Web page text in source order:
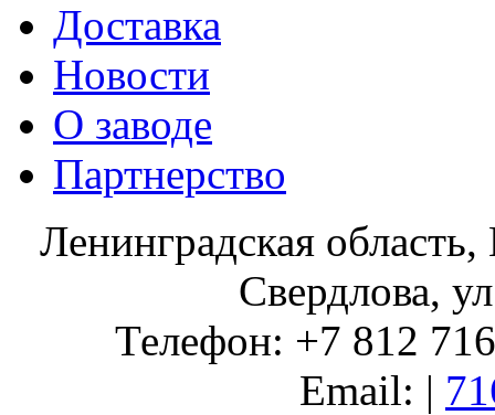
Доставка
Новости
О заводе
Партнерство
Ленинградская
Свердлова,
Телефон: +7 812
Email: |